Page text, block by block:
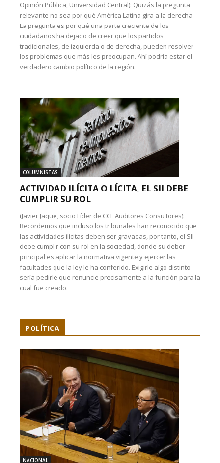
Opinión Pública, Universidad Central): Quizás la pregunta
relevante no sea por qué América Latina gira a la derecha.
La pregunta es por qué una parte creciente de los
ciudadanos ha dejado de creer que los partidos
tradicionales, de izquierda o de derecha, pueden resolver
los problemas que más les preocupan. Ahí podría estar el
verdadero cambio político de la región.
COLUMNISTAS
ACTIVIDAD ILÍCITA O LÍCITA, EL SII DEBE
CUMPLIR SU ROL
(Javier Jaque, socio Líder de CCL Auditores Consultores):
Recordemos que incluso los tribunales han reconocido que
las actividades ilícitas deben ser gravadas, por tanto, el SII
debe cumplir con su rol en la sociedad, donde su deber
principal es aplicar la normativa vigente y ejercer las
facultades que la ley le ha conferido. Exigirle algo distinto
sería pedirle que renuncie precisamente a la función para la
cual fue creado.
POLÍTICA
NACIONAL